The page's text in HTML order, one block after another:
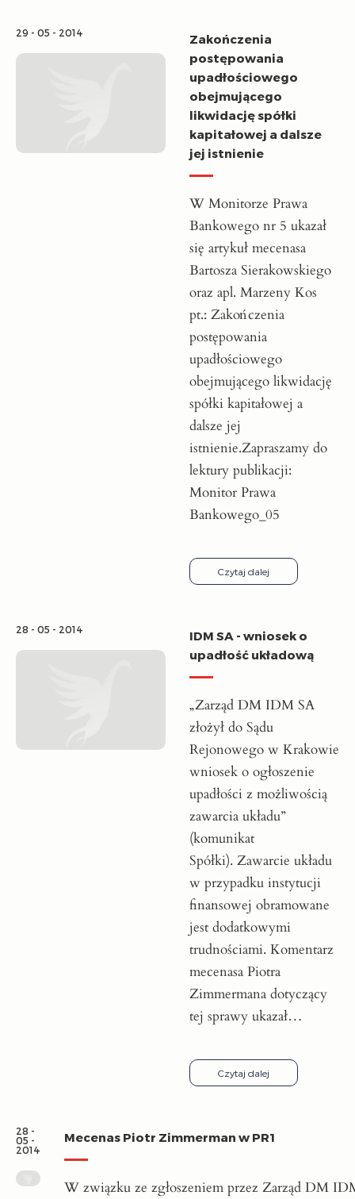
29 - 05 - 2014
Zakończenia
postępowania
upadłościowego
obejmującego
likwidację spółki
kapitałowej a dalsze
jej istnienie
W Monitorze Prawa
Bankowego nr 5 ukazał
się artykuł mecenasa
Bartosza Sierakowskiego
oraz apl. Marzeny Kos
pt.: Zakończenia
postępowania
upadłościowego
obejmującego likwidację
spółki kapitałowej a
dalsze jej
istnienie.Zapraszamy do
lektury publikacji:
Monitor Prawa
Bankowego_05
Czytaj dalej
28 - 05 - 2014
IDM SA - wniosek o
upadłość układową
„Zarząd DM IDM SA
złożył do Sądu
Rejonowego w Krakowie
wniosek o ogłoszenie
upadłości z możliwością
zawarcia układu”
(komunikat
Spółki). Zawarcie układu
w przypadku instytucji
finansowej obramowane
jest dodatkowymi
trudnościami. Komentarz
mecenasa Piotra
Zimmermana dotyczący
tej sprawy ukazał…
Czytaj dalej
28 -
05 -
2014
Mecenas Piotr Zimmerman w PR1
W związku ze zgłoszeniem przez Zarząd DM